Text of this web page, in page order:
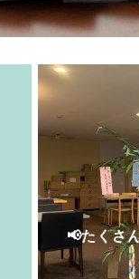
📢たくさ